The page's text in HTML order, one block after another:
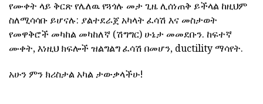
የሙቀት ላይ ቅርጽ የሌለዉ የጓጎሉ መታ ጊዜ ሊሰነጠቅ ይችላል ከዚህም
ስለሚሳሳቡ ይሆናሉ: ያልተደራጀ አካላት ፈሳሽ እና መስታወት
የመዋቅሮች መካከል መካከለኛ (ሽግግር) ሁኔታ መመደቡን. ከፍተኛ
ሙቀት, እነዚህ ክፍሎች ዝልግልግ ፈሳሽ በመሆን, ductility ማሳየት.
አሁን ምን ክሪስታል አካል ታውቃላችሁ!